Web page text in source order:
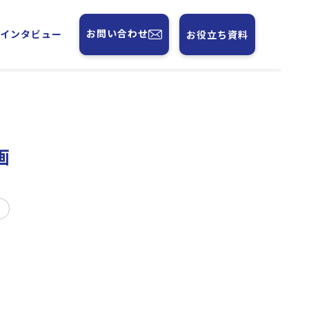
ンタビュー お問い合わせ お役立ち資料